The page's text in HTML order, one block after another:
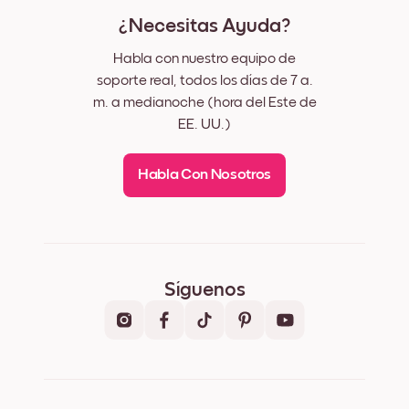
¿Necesitas Ayuda?
Habla con nuestro equipo de
soporte real, todos los días de 7 a.
m. a medianoche (hora del Este de
EE. UU.)
Habla Con Nosotros
Síguenos